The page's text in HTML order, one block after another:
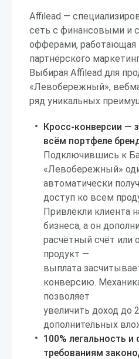
Affilead —
сеть с финансовыми и
офферами, работающая
партнёрского
Выбирая Affilead для
«Левобережный»,
ряд уникальных
Кросс-конверсии —
всём портфеле
Подключившись к
«Левобережный»
автоматически
доступ ко всем
Привлекли клиента
бизнеса, а он
расчётный счёт или
продукт —
выплата
конверсию.
позволяет
увеличить доход до
дополнительных
100% легальность и
требованиям